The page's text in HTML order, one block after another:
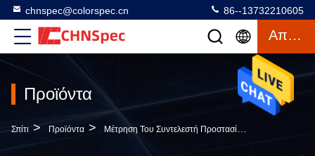
chnspec@colorspec.cn 86--13732210605
Απόσπασμα
Προϊόντα
Σπίτι > Προϊόντα > Μέτρηση Του Συντελεστή Προστασίας Από Τον Ήλιο